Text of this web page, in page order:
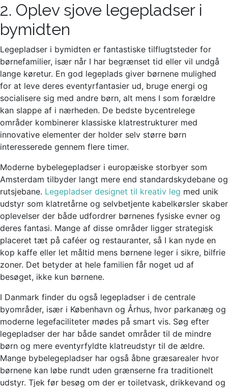
2. Oplev sjove legepladser i
bymidten
Legepladser i bymidten er fantastiske tilflugtsteder for
børnefamilier, især når I har begrænset tid eller vil undgå
lange køretur. En god legeplads giver børnene mulighed
for at leve deres eventyrfantasier ud, bruge energi og
socialisere sig med andre børn, alt mens I som forældre
kan slappe af i nærheden. De bedste bycentrelege
områder kombinerer klassiske klatrestrukturer med
innovative elementer der holder selv større børn
interesserede gennem flere timer.
Moderne bybelegepladser i europæiske storbyer som
Amsterdam tilbyder langt mere end standardskydebane og
rutsjebane. Legepladser designet til kreativ leg med unik
udstyr som klatretårne og selvbetjente kabelkørsler skaber
oplevelser der både udfordrer børnenes fysiske evner og
deres fantasi. Mange af disse områder ligger strategisk
placeret tæt på caféer og restauranter, så I kan nyde en
kop kaffe eller let måltid mens børnene leger i sikre, bilfrie
zoner. Det betyder at hele familien får noget ud af
besøget, ikke kun børnene.
I Danmark finder du også legepladser i de centrale
byområder, især i København og Århus, hvor parkanæg og
moderne legefaciliteter mødes på smart vis. Søg efter
legepladser der har både sandet områder til de mindre
børn og mere eventyrfyldte klatreudstyr til de ældre.
Mange bybelegepladser har også åbne græsarealer hvor
børnene kan løbe rundt uden grænserne fra traditionelt
udstyr. Tjek før besøg om der er toiletvask, drikkevand og